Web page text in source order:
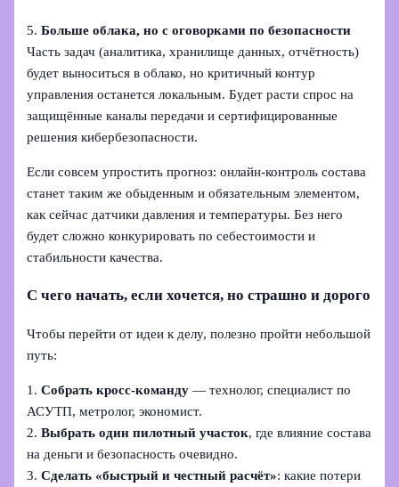
5.Больше облака, но с оговорками по безопасности
Часть задач (аналитика, хранилище данных, отчётность)
будет выноситься в облако, но критичный контур
управления останется локальным. Будет расти спрос на
защищённые каналы передачи и сертифицированные
решения кибербезопасности.
Если совсем упростить прогноз: онлайн‑контроль состава
станет таким же обыденным и обязательным элементом,
как сейчас датчики давления и температуры. Без него
будет сложно конкурировать по себестоимости и
стабильности качества.
С чего начать, если хочется, но страшно и дорого
Чтобы перейти от идеи к делу, полезно пройти небольшой
путь:
1.Собрать кросс‑команду — технолог, специалист по
АСУТП, метролог, экономист.
2.Выбрать один пилотный участок, где влияние состава
на деньги и безопасность очевидно.
3.Сделать «быстрый и честный расчёт»: какие потери